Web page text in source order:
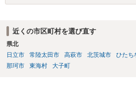
働法にかなり詳しく、上記に関連した法理
近くの市区町村を選び直す
県北
日立市
常陸太田市 高萩市 北茨城市 ひたち
那珂市
東海村 大子町